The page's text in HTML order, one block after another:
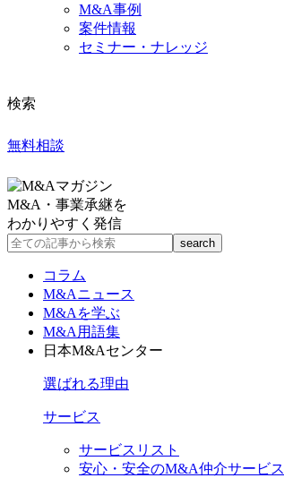
M&A事例
案件情報
セミナー・ナレッジ
検索
無料相談
M&A・事業承継を
わかりやすく発信
コラム
M&Aニュース
M&Aを学ぶ
M&A用語集
日本M&Aセンター
選ばれる理由
サービス
サービスリスト
安心・安全のM&A仲介サービス